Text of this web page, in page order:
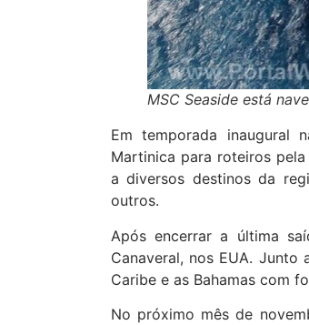
MSC Seaside está
Em temporada inaugural
Martinica para roteiros
a diversos destinos da
outros.
Após encerrar a última
Canaveral, nos EUA. Junto
Caribe e as Bahamas com
No próximo mês de